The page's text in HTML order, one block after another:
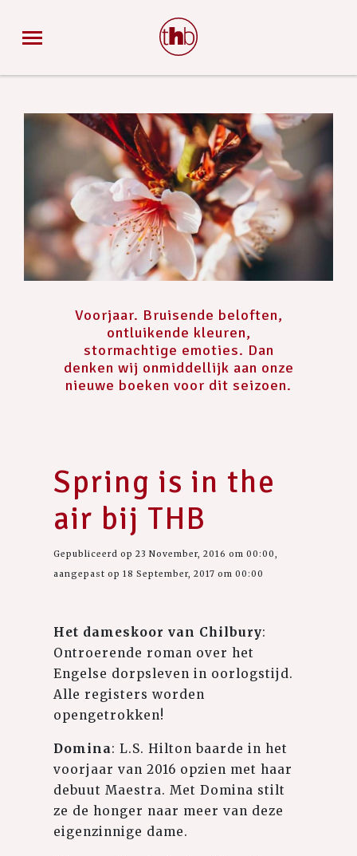
Voorjaar. Bruisende beloften,
ontluikende kleuren,
stormachtige emoties. Dan
denken wij onmiddellijk aan onze
nieuwe boeken voor dit seizoen.
Spring is in the
air bij THB
Gepubliceerd op 23 November, 2016 om 00:00,
aangepast op 18 September, 2017 om 00:00
Het dameskoor van Chilbury:
Ontroerende roman over het
Engelse dorpsleven in oorlogstijd.
Alle registers worden
opengetrokken!
Domina: L.S. Hilton baarde in het
voorjaar van 2016 opzien met haar
debuut Maestra. Met Domina stilt
ze de honger naar meer van deze
eigenzinnige dame.